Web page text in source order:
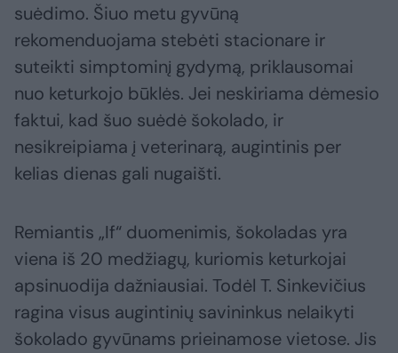
suėdimo. Šiuo metu gyvūną
rekomenduojama stebėti stacionare ir
suteikti simptominį gydymą, priklausomai
nuo keturkojo būklės. Jei neskiriama dėmesio
faktui, kad šuo suėdė šokolado, ir
nesikreipiama į veterinarą, augintinis per
kelias dienas gali nugaišti.
Remiantis „If“ duomenimis, šokoladas yra
viena iš 20 medžiagų, kuriomis keturkojai
apsinuodija dažniausiai. Todėl T. Sinkevičius
ragina visus augintinių savininkus nelaikyti
šokolado gyvūnams prieinamose vietose. Jis